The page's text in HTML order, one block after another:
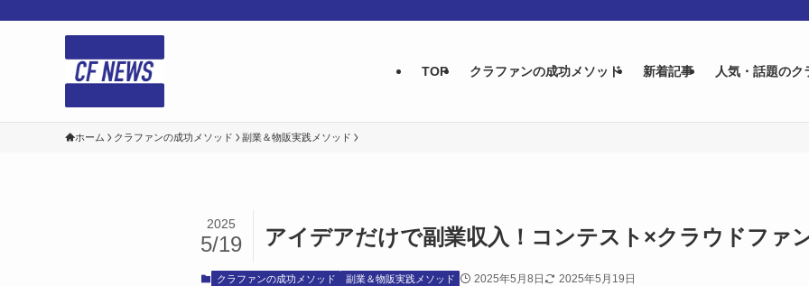
TOP クラファンの成功メソッド 新着記事 人気・話題のク
ホーム クラファンの成功メソッド 副業＆物販実践メソッド
アイデアだけで副業収入！コンテスト×クラウドファ
2025
5/19
クラファンの成功メソッド 副業＆物販実践メソッド 2025年5月8日 2025年5月19日